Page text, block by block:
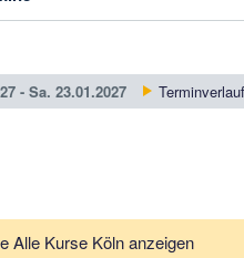
- Sa. 23.01.2027
Alle Kurse Köln anzeigen